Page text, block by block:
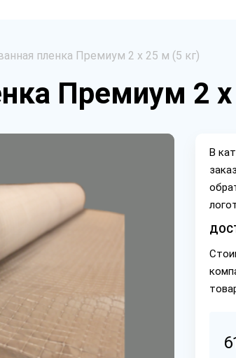
пленка Премиум 2 х 25 м (5 кг)
Премиум 2
В